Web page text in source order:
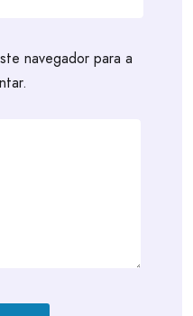
navegador para a